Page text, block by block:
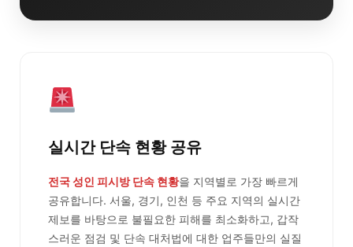
실시간 단속 현황 공유
전국 성인 피시방 단속 현황을 지역별로 가장 빠르게
공유합니다. 서울, 경기, 인천 등 주요 지역의 실시간
제보를 바탕으로 불필요한 피해를 최소화하고, 갑작
스러운 점검 및 단속 대처법에 대한 업주들만의 실질